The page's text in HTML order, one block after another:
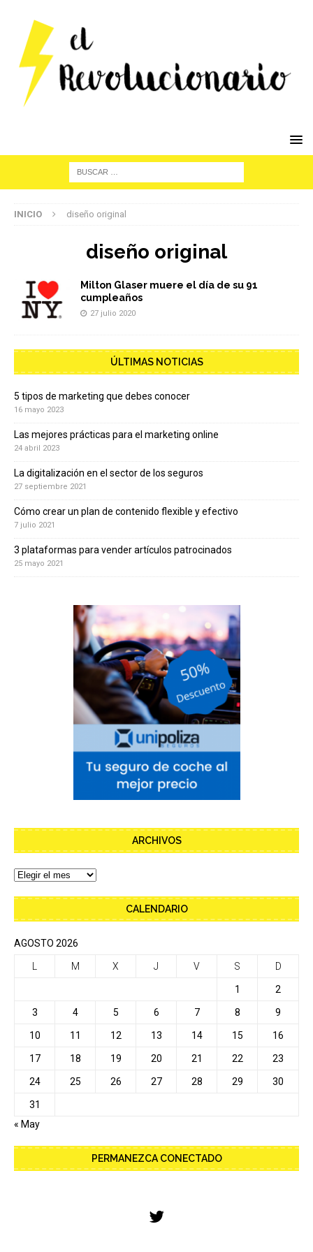
INICIO diseño original
diseño original
Milton Glaser muere el día de su 91
cumpleaños
27 julio 2020
ÚLTIMAS NOTICIAS
5 tipos de marketing que debes conocer
16 mayo 2023
Las mejores prácticas para el marketing online
24 abril 2023
La digitalización en el sector de los seguros
27 septiembre 2021
Cómo crear un plan de contenido flexible y efectivo
7 julio 2021
3 plataformas para vender artículos patrocinados
25 mayo 2021
ARCHIVOS
CALENDARIO
AGOSTO 2026
M X J V S D
1 2
3 4 5 6 7 8 9
10 11 12 13 14 15 16
17 18 19 20 21 22 23
24 25 26 27 28 29 30
31
« May
PERMANEZCA CONECTADO